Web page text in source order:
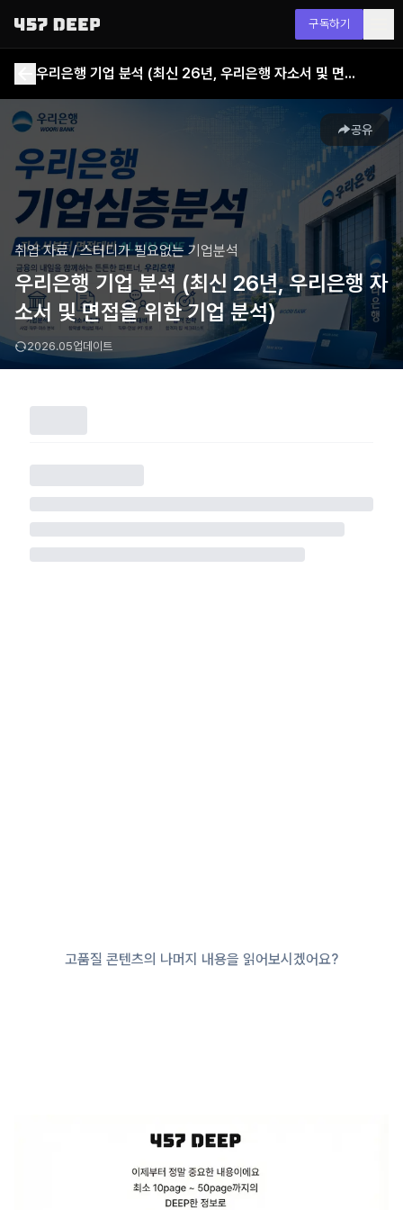
구독하기
우리은행 기업 분석 (최신 26년, 우리은행 자소서 및 면접을 위한 기업 분석)
공유
취업 자료/스터디가 필요없는 기업분석
우리은행 기업 분석 (최신 26년, 우리은행 자
소서 및 면접을 위한 기업 분석)
2026.05업데이트
고품질 콘텐츠의 나머지 내용을 읽어보시겠어요?